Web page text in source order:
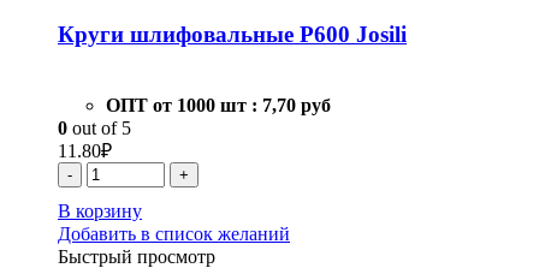
Круги шлифовальные Р600 Josili
ОПТ от 1000 шт : 7,70 руб
0 out of 5
11.80₽
- +
В корзину
Добавить в список желаний
Быстрый просмотр